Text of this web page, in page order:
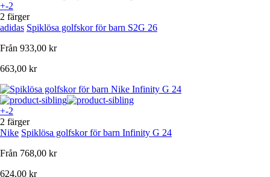
+-2
2 färger
adidas Spiklösa golfskor för barn S2G 26
Från 933,00 kr
663,00 kr
+-2
2 färger
Nike Spiklösa golfskor för barn Infinity G 24
Från 768,00 kr
624,00 kr